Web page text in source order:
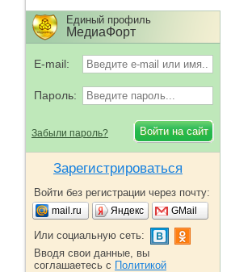
Единый профиль
МедиаФорт
E-mail:
Пароль:
Забыли пароль?
Зарегистрироваться
Войти без регистрации через почту:
mail.ru Яндекс GMail
Или социальную сеть:
Вводя свои данные, вы
соглашаетесь с Политикой